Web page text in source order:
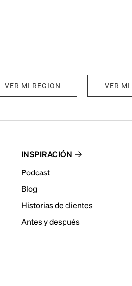
VER MI REGION VER MI
INSPIRACIÓN
Podcast
Blog
Historias de clientes
Antes y después